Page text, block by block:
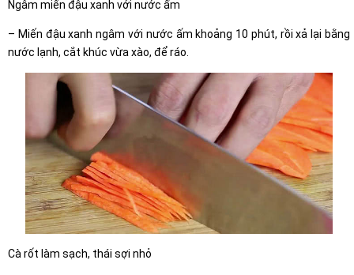
Ngâm miến đậu xanh với nước ấm
– Miến đậu xanh ngâm với nước ấm khoảng 10 phút, rồi xả lại bằng
nước lạnh, cắt khúc vừa xào, để ráo.
Cà rốt làm sạch, thái sợi nhỏ